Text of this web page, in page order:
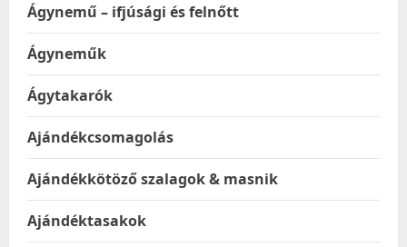
Ágynemű – ifjúsági és felnőtt
Ágyneműk
Ágytakarók
Ajándékcsomagolás
Ajándékkötöző szalagok & masnik
Ajándéktasakok